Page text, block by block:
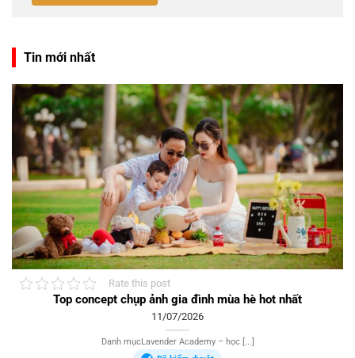
Tin mới nhất
Rate this post
Top concept chụp ảnh gia đình mùa hè hot nhất
11/07/2026
Danh mụcLavender Academy – học [...]